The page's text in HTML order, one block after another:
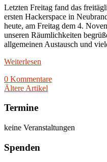
Letzten Freitag fand das
ersten Hackerspace in
heute, am Freitag dem 4.
unseren Räumlichkeiten
allgemeinen Austausch und
Weiterlesen
0 Kommentare
Ältere Artikel
Termine
keine Veranstaltungen
Spenden